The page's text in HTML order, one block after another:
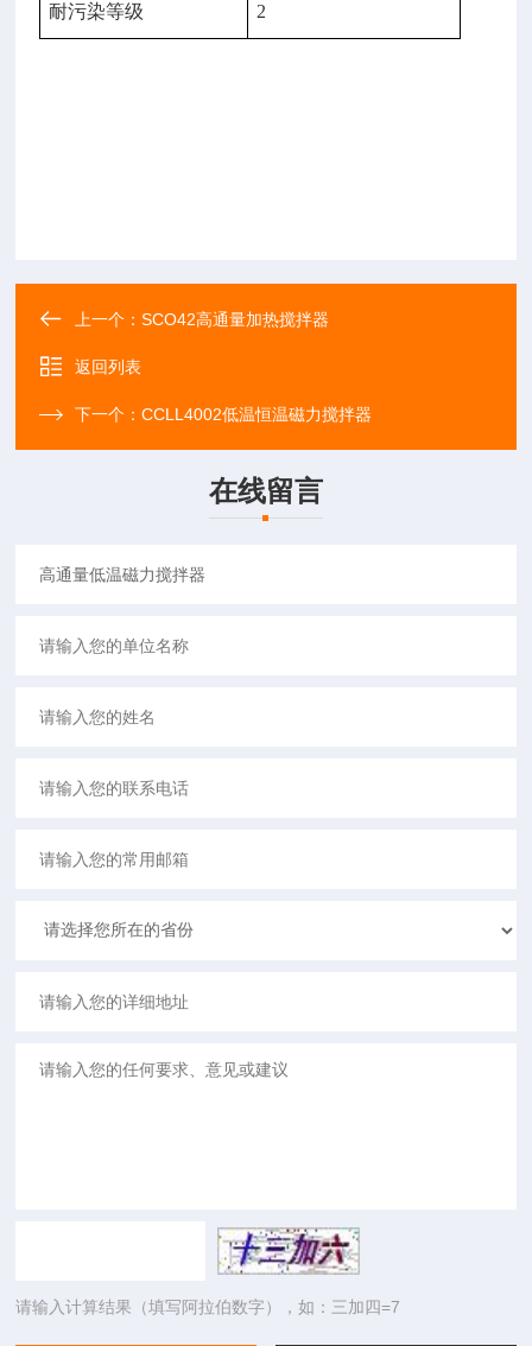
耐污染等级 2
上一个：SCO42高通量加热搅拌器
返回列表
下一个：CCLL4002低温恒温磁力搅拌器
在线留言
请输入计算结果（填写阿拉伯数字），如：三加四=7